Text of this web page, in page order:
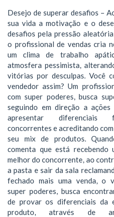
Desejo de superar desafios –
sua vida a motivação e o
desafios pela pressão aleatória
o profissional de vendas cria
um clima de trabalho
atmosfera pessimista,
vitórias por desculpas. Você
vendedor assim? Um
com super poderes, busca
seguindo em direção a ações
apresentar diferenciais
concorrentes e acreditando
seu mix de produtos.
comenta que está recebendo
melhor do concorrente, ao
a pasta e sair da sala
fechado mais uma venda, o
super poderes, busca
de provar os diferenciais da
produto, através de